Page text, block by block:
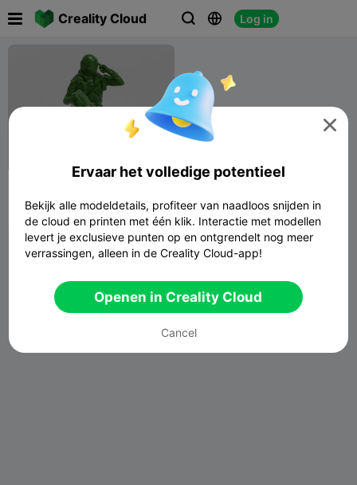
Creality Cloud   Log in
FreeMan886 20 136

Ervaar het volledige potentieel
Bekijk alle modeldetails, profiteer van naadloos snijden in
de cloud en printen met één klik. Interactie met modellen
levert je exclusieve punten op en ontgrendelt nog meer
verrassingen, alleen in de Creality Cloud-app!
Openen in Creality Cloud
Cancel